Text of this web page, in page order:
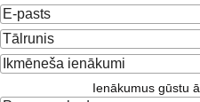
Ienākumus gūstu